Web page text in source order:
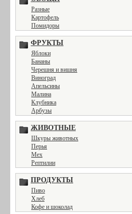
Разные
Картофель
Помидоры
ФРУКТЫ
Яблоки
Бананы
Черешня и вишня
Виноград
Апельсины
Малина
Клубника
Арбузы
ЖИВОТНЫЕ
Шкуры животных
Перья
Мех
Рептилии
ПРОДУКТЫ
Пиво
Хлеб
Кофе и шоколад